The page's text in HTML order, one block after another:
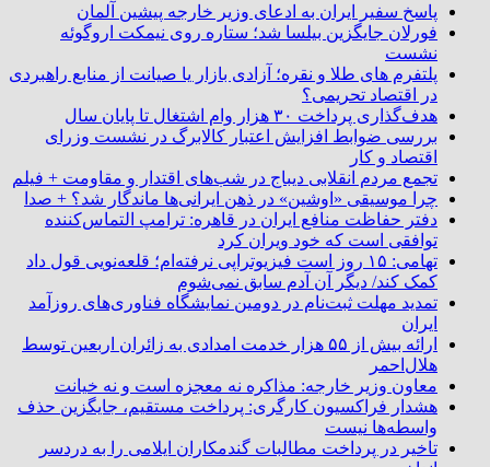
پاسخ سفیر ایران به ادعای وزیر خارجه پیشین آلمان
فورلان جایگزین بیلسا شد؛ ستاره روی نیمکت اروگوئه
نشست
پلتفرم ‌های طلا و نقره؛ آزادی بازار یا صیانت از منابع راهبردی
در اقتصاد تحریمی؟
هدف‌گذاری پرداخت ۳۰ هزار وام اشتغال تا پایان سال
بررسی ضوابط افزایش اعتبار کالابرگ در نشست وزرای
اقتصاد و کار
تجمع مردم انقلابی دیباج در شب‌های اقتدار و مقاومت + فیلم
چرا موسیقی «اوشین» در ذهن ایرانی‌ها ماندگار شد؟ + صدا
دفتر حفاظت منافع ایران در قاهره: ترامپ التماس‌کننده
توافقی است که خود ویران کرد
تهامی: ۱۵ روز است فیزیوتراپی نرفته‌ام؛ قلعه‌نویی قول داد
کمک کند/ دیگر آن آدم سابق نمی‌شوم
تمدید مهلت ثبت‌نام در دومین نمایشگاه فناوری‌های روزآمد
ایران
ارائه بیش از ۵۵ هزار خدمت امدادی به زائران اربعین توسط
هلال‌احمر
معاون وزیر خارجه: مذاکره نه معجزه است و نه خیانت
هشدار فراکسیون کارگری: پرداخت مستقیم، جایگزین حذف
واسطه‌ها نیست
تاخیر در پرداخت مطالبات گندمکاران ایلامی را به دردسر